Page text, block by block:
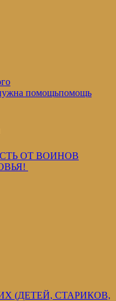
помощьпомощь
ОТ ВОИНОВ
(ДЕТЕЙ, СТАРИКОВ,